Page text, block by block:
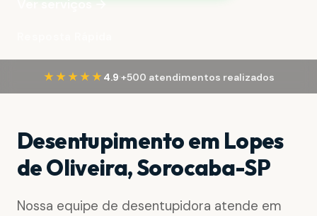
Ver serviços →
★★★★★ 4.9·+500 atendimentos realizados
Desentupimento em Lopes
de Oliveira, Sorocaba-SP
Nossa equipe de desentupidora atende em